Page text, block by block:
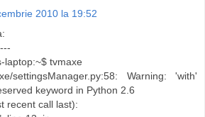
2010 la 19:52
laptop:~$ tvmaxe
settingsManager.py:58: Warning: 'with'
keyword in Python 2.6
recent call last):